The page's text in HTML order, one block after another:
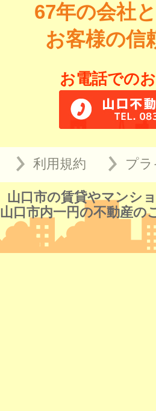
67年の会社
お客様の信
お電話での
利用規約 プ
山口市の賃貸やマンシ
山口市内一円の不動産の